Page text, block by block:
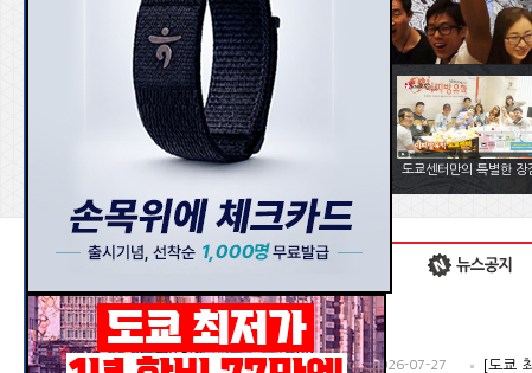
이찌방 오사카 정모후기
일본 어학연수, 이찌방유학
도쿄센터만의 특별한 장
2026-07-27